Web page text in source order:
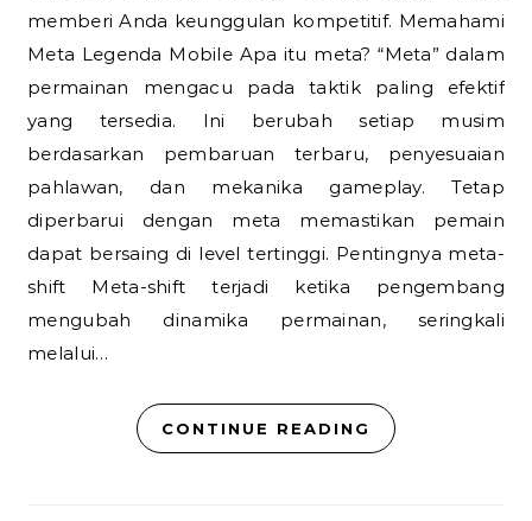
memberi Anda keunggulan kompetitif. Memahami
Meta Legenda Mobile Apa itu meta? “Meta” dalam
permainan mengacu pada taktik paling efektif
yang tersedia. Ini berubah setiap musim
berdasarkan pembaruan terbaru, penyesuaian
pahlawan, dan mekanika gameplay. Tetap
diperbarui dengan meta memastikan pemain
dapat bersaing di level tertinggi. Pentingnya meta-
shift Meta-shift terjadi ketika pengembang
mengubah dinamika permainan, seringkali
melalui…
CONTINUE READING